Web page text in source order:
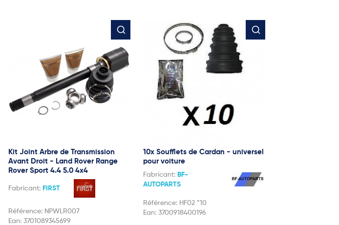
Kit Joint Arbre de Transmission
Avant Droit - Land Rover Range
Rover Sport 4.4 5.0 4x4
Fabricant: FIRST
Référence: NPWLR007
Ean: 3701089345699
10x Soufflets de Cardan - universel
pour voiture
Fabricant: BF-
AUTOPARTS
Référence: HF02 *10
Ean: 3700918400196